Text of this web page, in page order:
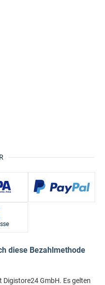
diese Bezahlmethode
GmbH. Es gelten